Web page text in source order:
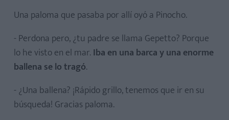
Una paloma que pasaba por allí oyó a Pinocho.
- Perdona pero, ¿tu padre se llama Gepetto? Porque
lo he visto en el mar. Iba en una barca y una enorme
ballena se lo tragó.
- ¿Una ballena? ¡Rápido grillo, tenemos que ir en su
búsqueda! Gracias paloma.